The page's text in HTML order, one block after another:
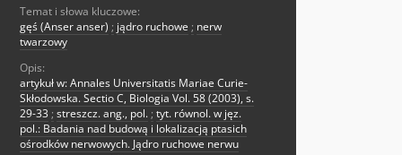
Temat i słowa kluczowe:
gęś (Anser anser) ; jądro ruchowe ; nerw
twarzowy
Opis:
artykuł w: Annales Universitatis Mariae Curie-
Skłodowska. Sectio C, Biologia Vol. 58 (2003), s.
29-33 ; streszcz. ang., pol. ; tyt. równol. w jęz.
pol.: Badania nad budową i lokalizacją ptasich
ośrodków nerwowych. Jądro ruchowe nerwu